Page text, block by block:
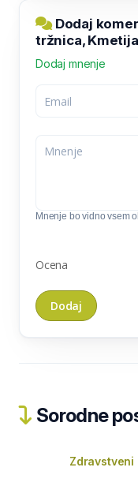
Dodaj
tržnica,
Dodaj mnenje
Mnenje bo vidno vsem
Ocena
Sorodne
Zdravstveni